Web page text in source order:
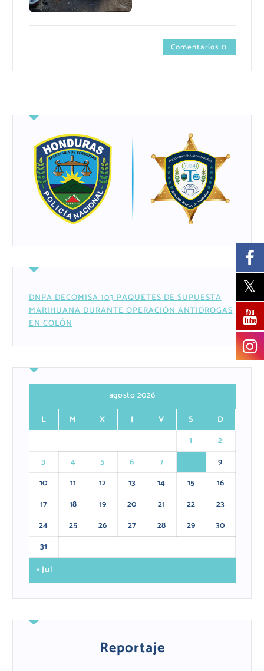
Comentarios 0
DNPA DECOMISA 103 PAQUETES DE SUPUESTA
MARIHUANA DURANTE OPERACIÓN ANTIDROGAS
EN COLÓN
agosto 2026
L
M X J V S
D
1
2
3
4 5 6 7
9
10
11 12 13 14 15
16
17
18 19 20 21 22
23
24
25 26 27 28 29
30
31
« Jul
Reportaje